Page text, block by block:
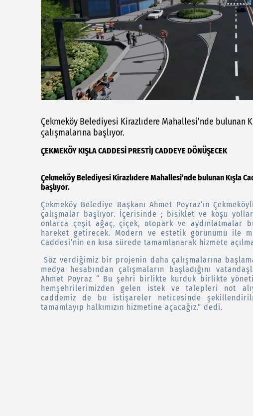
Çekmeköy Belediyesi Kirazlıdere Mahallesi’nde bulunan
çalışmalarına başlıyor.
ÇEKMEKÖY KIŞLA CADDESİ PRESTİJ CADDEYE DÖNÜŞECEK
Çekmeköy Belediyesi Kirazlıdere Mahallesi’nde bulunan Kışla
başlıyor.
Çekmeköy Belediye Başkanı Ahmet Poyraz’ın
çalışmalar başlıyor. İçerisinde ; bisiklet ve koşu
onlarca çeşit ağaç, çiçek, otopark ve aydınlatmalar
hareket getirecek. Modern ve estetik görünümü ile
Caddesi’nin en kısa sürede tamamlanarak hizmete
Söz verdiğimiz bir projenin daha çalışmalarına
medya hesabından çalışmaların başladığını
Ahmet Poyraz “ Bu şehri birlikte kurduk birlikte
hemşehrilerimizden gelen istek ve talepleri not
caddemiz de bu istişareler neticesinde
tamamlayıp halkımızın hizmetine açacağız.” dedi.